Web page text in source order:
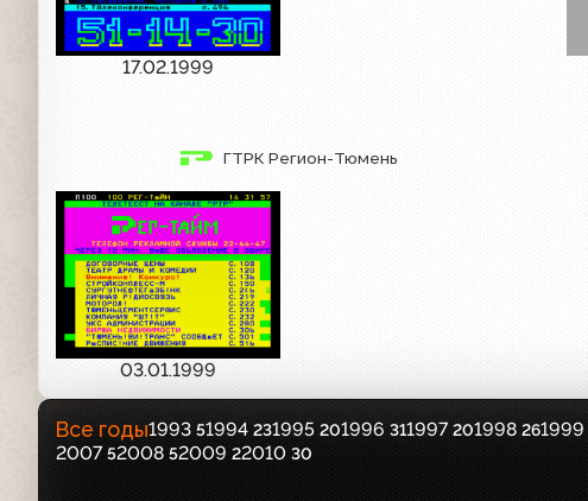
17.02.1999
ГТРК Регион-Тюмень
03.01.1999
Все годы1993 51994 231995 201996 311997 201998 261999
2007 52008 52009 22010 30